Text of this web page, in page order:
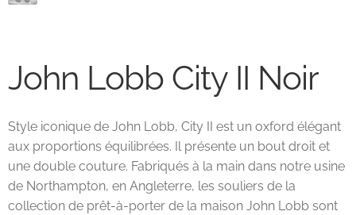
Matthew Cookson
Paolo Scafora
John Lobb City II Noir
Style iconique de John Lobb, City II est un oxford élégant
aux proportions équilibrées. Il présente un bout droit et
une double couture. Fabriqués à la main dans notre usine
de Northampton, en Angleterre, les souliers de la
collection de prêt-à-porter de la maison John Lobb sont